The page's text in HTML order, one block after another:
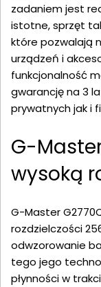
zadaniem jest
istotne, sprzęt
które pozwalają
urządzeń i
funkcjonalność
gwarancję na 3
prywatnych jak i
G-
wysoką
G-Master
rozdzielczości
odwzorowanie
tego jego
płynności w